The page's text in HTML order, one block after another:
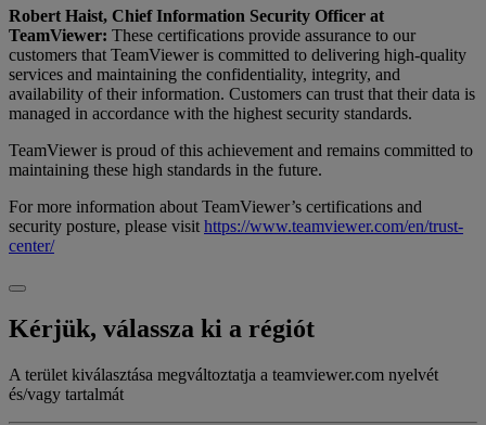
Robert Haist, Chief Information Security Officer at
TeamViewer: These certifications provide assurance to our
customers that TeamViewer is committed to delivering high-quality
services and maintaining the confidentiality, integrity, and
availability of their information. Customers can trust that their data is
managed in accordance with the highest security standards.
TeamViewer is proud of this achievement and remains committed to
maintaining these high standards in the future.
For more information about TeamViewer’s certifications and
security posture, please visit https://www.teamviewer.com/en/trust-
center/
Kérjük, válassza ki a régiót
A terület kiválasztása megváltoztatja a teamviewer.com nyelvét
és/vagy tartalmát